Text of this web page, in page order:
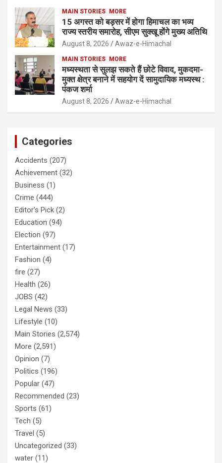
MAIN STORIES MORE
15 अगस्त को बड़सर में होगा हिमाचल का भव्य
राज्य स्तरीय समारोह, सीएम सुक्खू होंगे मुख्य अतिथि
August 8, 2026 Awaz-e-Himachal
MAIN STORIES MORE
मध्यस्थता से सुलझ सकते हैं छोटे विवाद, मुकदमा-
मुक्त क्षेत्र बनाने में सहयोग दें सामुदायिक मध्यस्थ :
पंकज शर्मा
August 8, 2026 Awaz-e-Himachal
Categories
Accidents (207)
Achievement (32)
Business (1)
Crime (444)
Editor's Pick (2)
Education (94)
Election (97)
Entertainment (17)
Fashion (4)
fire (27)
Health (26)
JOBS (42)
Legal News (33)
Lifestyle (10)
Main Stories (2,574)
More (2,591)
Opinion (7)
Politics (196)
Popular (47)
Recommended (23)
Sports (61)
Tech (5)
Travel (5)
Uncategorized (33)
water (11)